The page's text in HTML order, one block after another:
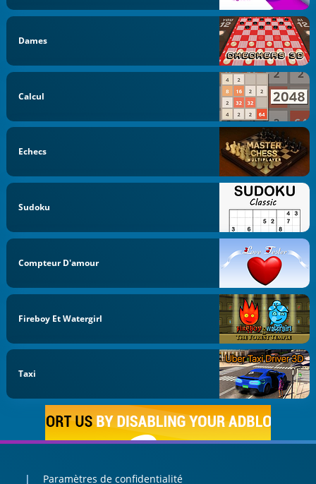
Dames
Calcul
Echecs
Sudoku
Compteur D'amour
Fireboy Et Watergirl
Taxi
Paramètres de confidentialité